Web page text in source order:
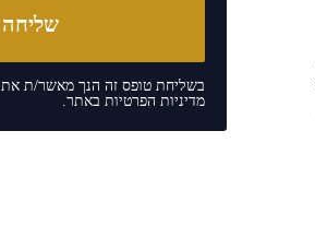
בשליחת טופס זה הנך מאשר/ת את
מדיניות הפרטיותבאתר.